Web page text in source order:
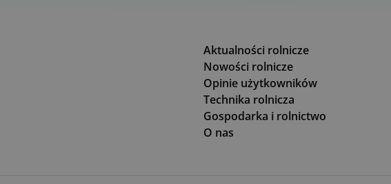
Aktualności rolnicze
Nowości rolnicze
Opinie użytkowników
Technika rolnicza
Gospodarka i rolnictwo
O nas